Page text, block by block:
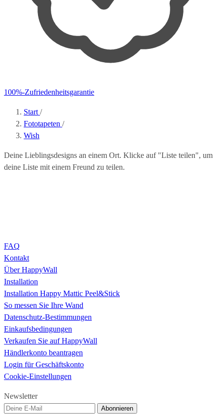
100%-Zufriedenheitsgarantie
Start /
Fototapeten /
Wish
Deine Lieblingsdesigns an einem Ort. Klicke auf "Liste teilen", um
deine Liste mit einem Freund zu teilen.
FAQ
Kontakt
Über HappyWall
Installation
Installation Happy Mattic Peel&Stick
So messen Sie Ihre Wand
Datenschutz-Bestimmungen
Einkaufsbedingungen
Verkaufen Sie auf HappyWall
Händlerkonto beantragen
Login für Geschäftskonto
Cookie-Einstellungen
Newsletter
Abonnieren